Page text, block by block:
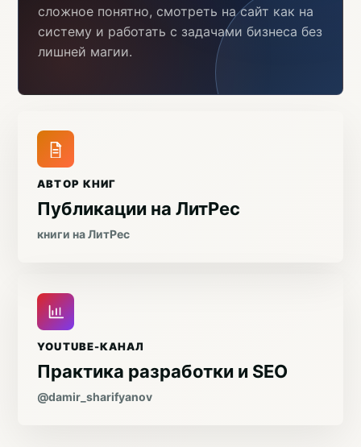
сложное понятно, смотреть на сайт как на
систему и работать с задачами бизнеса без
лишней магии.
АВТОР КНИГ
Публикации на ЛитРес
книги на ЛитРес
YOUTUBE-КАНАЛ
Практика разработки и SEO
@damir_sharifyanov